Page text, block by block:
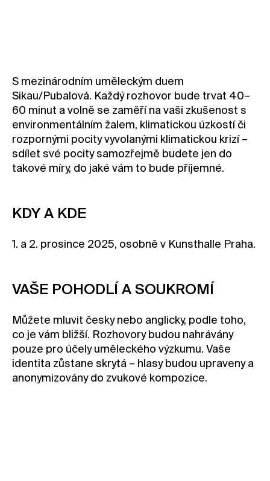
S mezinárodním uměleckým duem
Sikau/Pubalová. Každý rozhovor bude trvat 40–
60 minut a volně se zaměří na vaši zkušenost s
environmentálním žalem, klimatickou úzkostí či
rozpornými pocity vyvolanými klimatickou krizí –
sdílet své pocity samozřejmě budete jen do
takové míry, do jaké vám to bude příjemné.
KDY A KDE
1. a 2. prosince 2025, osobně v Kunsthalle Praha.
VAŠE POHODLÍ A SOUKROMÍ
Můžete mluvit česky nebo anglicky, podle toho,
co je vám bližší. Rozhovory budou nahrávány
pouze pro účely uměleckého výzkumu. Vaše
identita zůstane skrytá – hlasy budou upraveny a
anonymizovány do zvukové kompozice.